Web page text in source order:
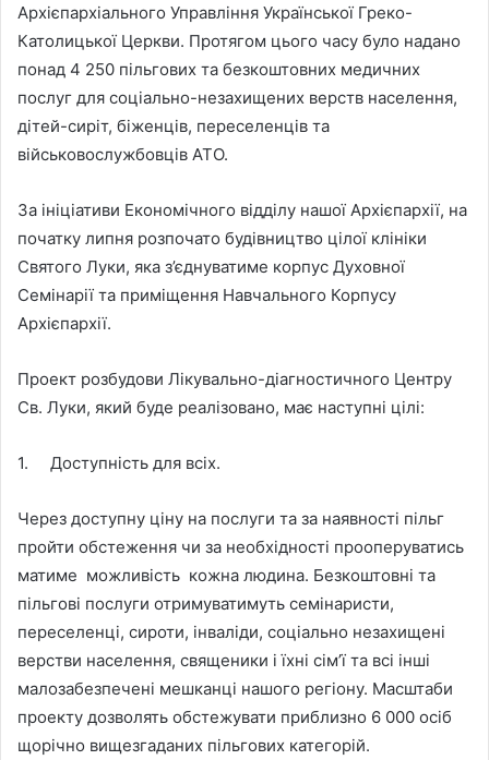
Архієпархіального Управління Української Греко-
Католицької Церкви. Протягом цього часу було надано
понад 4 250 пільгових та безкоштовних медичних
послуг для соціально-незахищених верств населення,
дітей-сиріт, біженців, переселенців та
військовослужбовців АТО.
За ініціативи Економічного відділу нашої Архієпархії, на
початку липня розпочато будівництво цілої клініки
Святого Луки, яка з’єднуватиме корпус Духовної
Семінарії та приміщення Навчального Корпусу
Архієпархії.
Проект розбудови Лікувально-діагностичного Центру
Св. Луки, який буде реалізовано, має наступні цілі:
1. Доступність для всіх.
Через доступну ціну на послуги та за наявності пільг
пройти обстеження чи за необхідності прооперуватись
матиме можливість кожна людина. Безкоштовні та
пільгові послуги отримуватимуть семінаристи,
переселенці, сироти, інваліди, соціально незахищені
верстви населення, священики і їхні сім’ї та всі інші
малозабезпечені мешканці нашого регіону. Масштаби
проекту дозволять обстежувати приблизно 6 000 осіб
щорічно вищезгаданих пільгових категорій.